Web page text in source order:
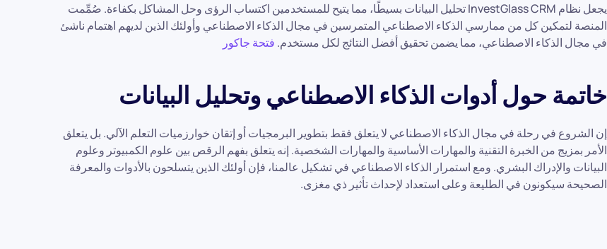
يجعل نظام InvestGlass CRM تحليل البيانات بسيطًا، مما يتيح للمستخدمين اكتساب الرؤى وحل المشاكل بكفاءة. صُمِّمت
المنصة لتمكين كل من ممارسي الذكاء الاصطناعي المتمرسين في مجال الذكاء الاصطناعي وأولئك الذين لديهم اهتمام ناشئ
في مجال الذكاء الاصطناعي، مما يضمن تحقيق أفضل النتائج لكل مستخدم. فتحة جاكور
خاتمة حول أدوات الذكاء الاصطناعي وتحليل البيانات
إن الشروع في رحلة في مجال الذكاء الاصطناعي لا يتعلق فقط بتطوير البرمجيات أو إتقان خوارزميات التعلم الآلي. بل يتعلق
الأمر بمزيج من الخبرة التقنية والمهارات الأساسية والمهارات الشخصية. إنه يتعلق بفهم الرقص بين علوم الكمبيوتر وعلوم
البيانات والإدراك البشري. ومع استمرار الذكاء الاصطناعي في تشكيل عالمنا، فإن أولئك الذين يتسلحون بالأدوات والمعرفة
الصحيحة سيكونون في الطليعة وعلى استعداد لإحداث تأثير ذي مغزى.